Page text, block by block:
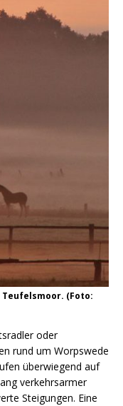
Teufelsmoor. (Foto:
oder
rund um Worpswede
überwiegend auf
verkehrsarmer
Steigungen. Eine